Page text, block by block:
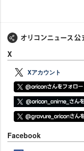
X
Xアカウント
Facebook